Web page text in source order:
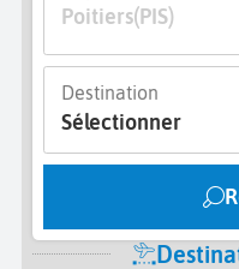
Poitiers(PIS)
Destination
Sélectionner